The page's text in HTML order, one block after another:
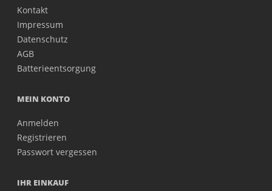
Kontakt
Impressum
Datenschutz
AGB
Batterieentsorgung
MEIN KONTO
Anmelden
Registrieren
Passwort vergessen
IHR EINKAUF